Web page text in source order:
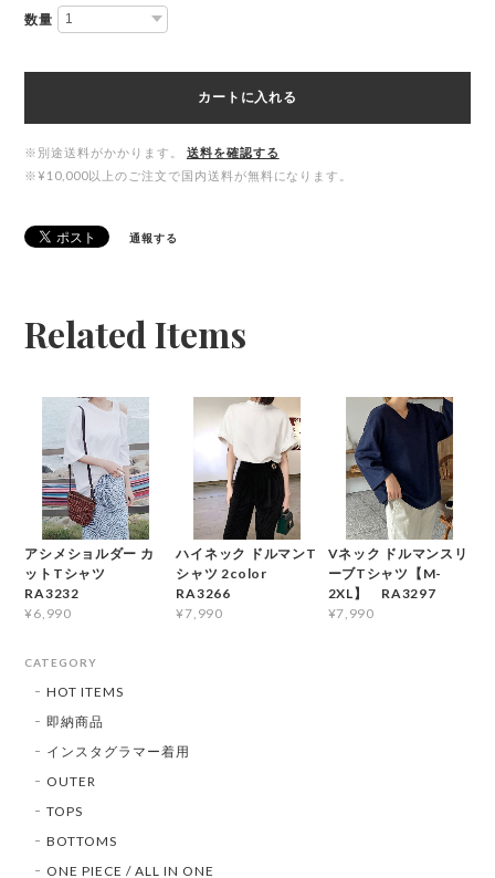
数量
カートに入れる
※別途送料がかかります。
送料を確認する
※¥10,000以上のご注文で国内送料が無料になります。
通報する
Related Items
アシメショルダー カ
ットTシャツ
RA3232
¥6,990
ハイネック ドルマンT
シャツ 2color
RA3266
¥7,990
Vネック ドルマンスリ
ーブTシャツ【M-
2XL】 RA3297
¥7,990
CATEGORY
HOT ITEMS
即納商品
インスタグラマー着用
OUTER
TOPS
BOTTOMS
ONE PIECE / ALL IN ONE